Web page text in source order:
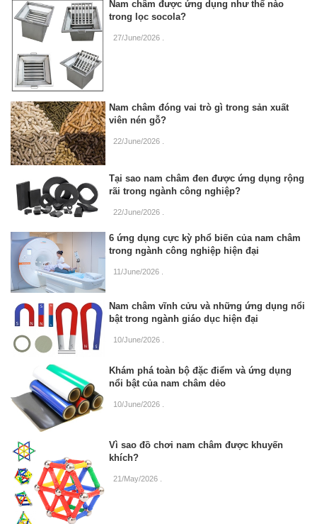
Nam châm được ứng dụng như thế nào
trong lọc socola?
27/June/2026
Nam châm đóng vai trò gì trong sản xuất
viên nén gỗ?
22/June/2026
Tại sao nam châm đen được ứng dụng rộng
rãi trong ngành công nghiệp?
22/June/2026
6 ứng dụng cực kỳ phổ biến của nam châm
trong ngành công nghiệp hiện đại
11/June/2026
Nam châm vĩnh cửu và những ứng dụng nổi
bật trong ngành giáo dục hiện đại
10/June/2026
Khám phá toàn bộ đặc điểm và ứng dụng
nổi bật của nam châm dẻo
10/June/2026 .
Vì sao đồ chơi nam châm được khuyến
khích?
21/May/2026